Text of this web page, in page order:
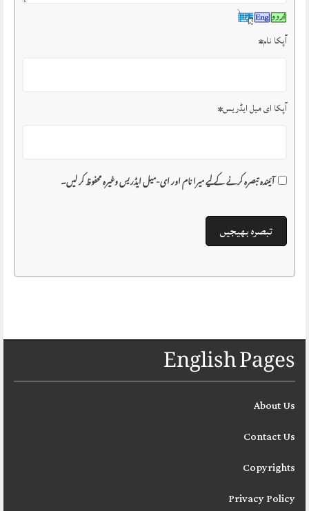
آپکا نام*
آپکا ای میل ایڈریس*
آئیندہ تبصرہ کرنے کے لیے میرا نام اور ای-میل ایڈریس وغیرہ محفوظ کر لیں۔
English Pages
About Us
Contact Us
Copyrights
Privacy Policy